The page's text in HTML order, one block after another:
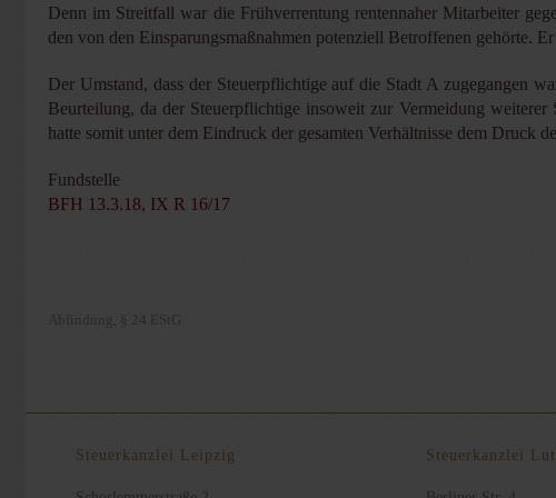
Denn im Streitfall war die Frühverrentung rentennaher Mitarbeiter
den von den Einsparungsmaßnahmen potenziell Betroffenen gehörte.
Der Umstand, dass der Steuerpflichtige auf die Stadt A zugegangen
Beurteilung, da der Steuerpflichtige insoweit zur Vermeidung
hatte somit unter dem Eindruck der gesamten Verhältnisse dem Druck
Fundstelle
BFH 13.3.18, IX R 16/17
Abfindung , § 24 EStG
Steuerkanzlei Leipzig Steuerkanzlei